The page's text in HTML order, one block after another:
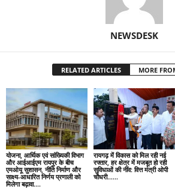
NEWSDESK
RELATED ARTICLES MORE
योजना, आर्थिक एवं सांख्यिकी विभाग
और आईआईएम रायपुर के बीच
एमओयू सुशासन, नीति निर्माण और
साक्ष्य-आधारित निर्णय प्रणाली को
मिलेगा बढ़ावा….
रायगढ़ में विकास को मिल रही नई
रफ्तार, हर क्षेत्र में मजबूत हो रही
सुविधाओं की नींव: वित्त मंत्री ओपी
चौधरी……